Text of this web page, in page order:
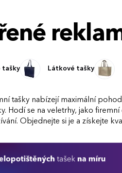
tašky Látkové tašky
tašky nabízejí maximální
Hodí se na veletrhy, jako
Objednejte si je a získejte